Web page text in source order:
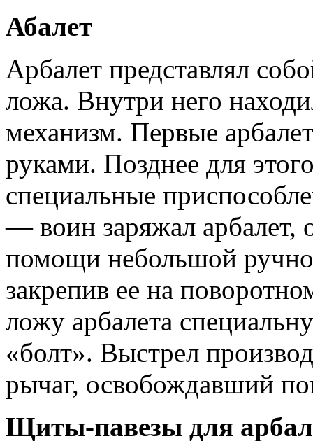
Абалет
Арбалет представлял
ложа. Внутри него
механизм. Первые
руками. Позднее для
специальные
— воин заряжал арбалет,
помо­щи небольшой
закрепив ее на
ложу арбалета
«болт». Выстрел
рычаг, освобождавший
Щиты-павезы для